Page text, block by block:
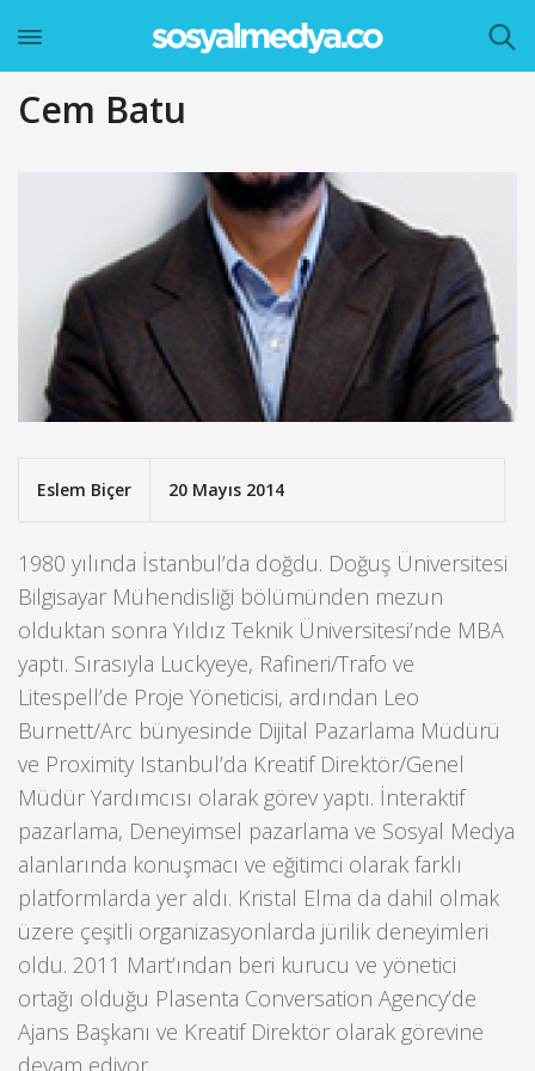
Cem Batu
Eslem Biçer 20 Mayıs 2014
1980 yılında İstanbul’da doğdu. Doğuş Üniversitesi
Bilgisayar Mühendisliği bölümünden mezun
olduktan sonra Yıldız Teknik Üniversitesi’nde MBA
yaptı. Sırasıyla Luckyeye, Rafineri/Trafo ve
Litespell’de Proje Yöneticisi, ardından Leo
Burnett/Arc bünyesinde Dijital Pazarlama Müdürü
ve Proximity Istanbul’da Kreatif Direktör/Genel
Müdür Yardımcısı olarak görev yaptı. İnteraktif
pazarlama, Deneyimsel pazarlama ve Sosyal Medya
alanlarında konuşmacı ve eğitimci olarak farklı
platformlarda yer aldı. Kristal Elma da dahil olmak
üzere çeşitli organizasyonlarda jürilik deneyimleri
oldu. 2011 Mart’ından beri kurucu ve yönetici
ortağı olduğu Plasenta Conversation Agency’de
Ajans Başkanı ve Kreatif Direktör olarak görevine
devam ediyor.